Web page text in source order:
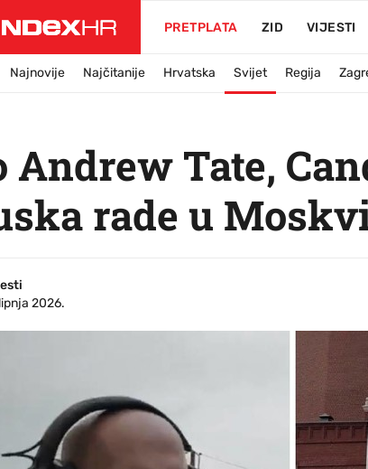
PRETPLATA ZID VIJESTI
Najnovije Najčitanije Hrvatska Svijet Regija
Andrew Tate,
rade u
lipnja 2026.